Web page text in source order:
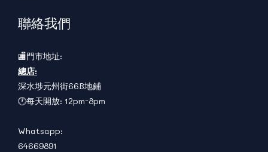
聯絡我們
🏬門市地址:
總店:
深水埗元州街66B地鋪
🕐每天開放: 12pm-8pm
Whatsapp:
64669891